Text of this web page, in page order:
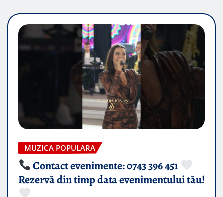
MUZICA POPULARA
Contact evenimente: 0743 396 451
Rezervă din timp data evenimentului tău!